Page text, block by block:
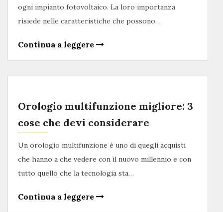
ogni impianto fotovoltaico. La loro importanza
risiede nelle caratteristiche che possono…
Continua a leggere
Orologio multifunzione migliore: 3
cose che devi considerare
Un orologio multifunzione è uno di quegli acquisti
che hanno a che vedere con il nuovo millennio e con
tutto quello che la tecnologia sta…
Continua a leggere